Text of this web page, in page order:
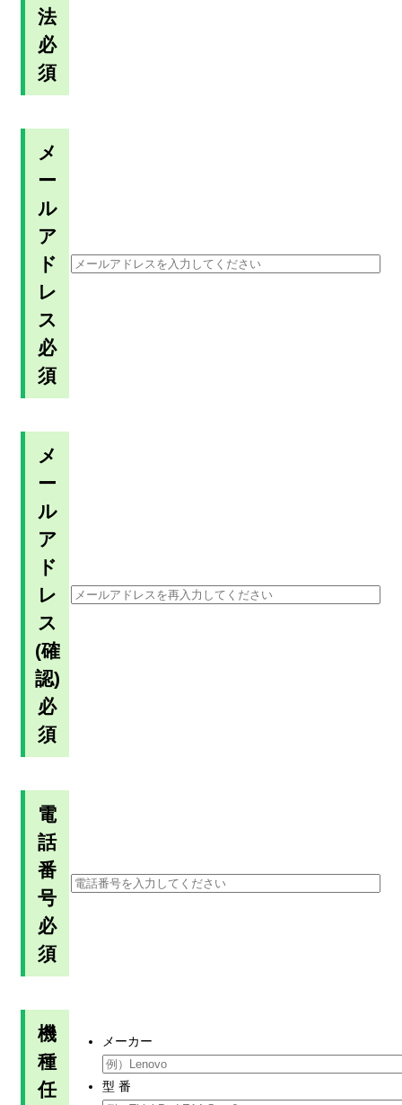
法
必
須
メ
ー
ル
ア
ド
レ
ス
必
須
メ
ー
ル
ア
ド
レ
ス
(確
認)
必
須
電
話
番
号
必
須
機
種
任
メーカー
型 番